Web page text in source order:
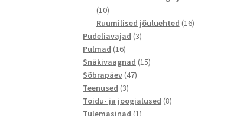
1010
toodet
Ruumilised jõuluehted 1616
Pudeliavajad 33
Pulmad 1616
toodet
Snäkivaagnad 1515
Sõbrapäev 4747
Teenused 33
toodet
Toidu- ja joogialused 88
Tulemasinad 11